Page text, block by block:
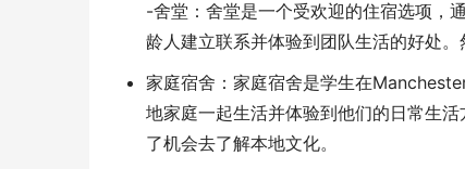
-舍堂：舍堂是一个受欢迎的住宿选项，
龄人建立联系并体验到团队生活的好处
家庭宿舍：家庭宿舍是学生在
地家庭一起生活并体验到他们的日常生
了机会去了解本地文化。